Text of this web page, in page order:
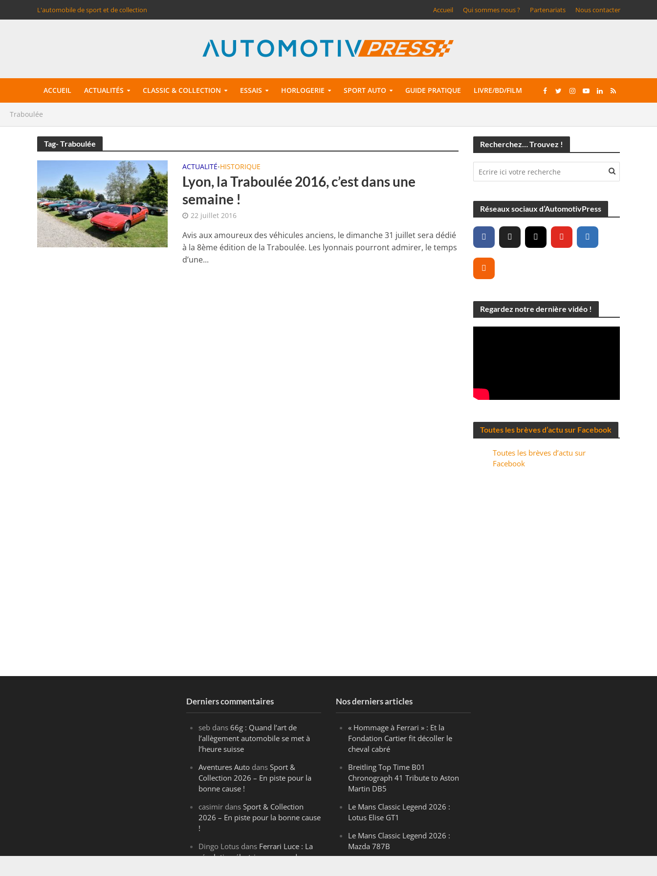
L'automobile de sport et de collection Accueil Qui sommes nous ? Partenariats Nous contacter
ACCUEIL ACTUALITÉS CLASSIC & COLLECTION ESSAIS HORLOGERIE SPORT AUTO GUIDE PRATIQUE LIVRE/BD/FILM
Traboulée
Tag- Traboulée
ACTUALITÉ•HISTORIQUE
Lyon, la Traboulée 2016, c’est dans une
semaine !
22 juillet 2016
Avis aux amoureux des véhicules anciens, le dimanche 31 juillet sera dédié
à la 8ème édition de la Traboulée. Les lyonnais pourront admirer, le temps
d’une...
Recherchez… Trouvez !
Réseaux sociaux d’AutomotivPress
Regardez notre dernière vidéo !
Toutes les brèves d’actu sur Facebook
Toutes les brèves d’actu sur
Facebook
Derniers commentaires
seb dans66g : Quand l’art de
l’allègement automobile se met à
l’heure suisse
Aventures Auto dansSport &
Collection 2026 – En piste pour la
bonne cause !
casimir dansSport & Collection
2026 – En piste pour la bonne cause
!
Dingo Lotus dans Ferrari Luce : La
révolution électrique venue de
Nos derniers articles
« Hommage à Ferrari » : Et la
Fondation Cartier fit décoller le
cheval cabré
Breitling Top Time B01
Chronograph 41 Tribute to Aston
Martin DB5
Le Mans Classic Legend 2026 :
Lotus Elise GT1
Le Mans Classic Legend 2026 :
Mazda 787B